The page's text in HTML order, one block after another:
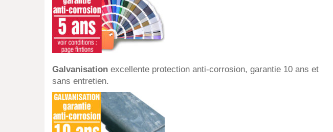
Galvanisation excellente protection anti-corrosion, garantie 10 ans et
sans entretien.